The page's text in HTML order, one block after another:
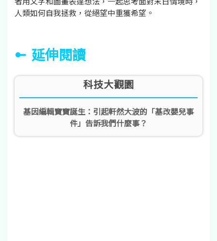
人類如何自我拯救，從絕望中重獲希望。
延伸閱讀
科技大觀園
基因編輯寶寶誕生：引起軒然大波的「基改嬰兒事
件」告訴我們什麼事？